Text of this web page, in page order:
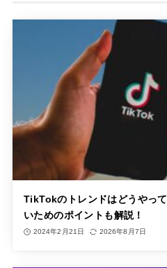
TikTokのトレンドはどうやっ
いためのポイントも解説！
2024年2月21日 2026年8月7日